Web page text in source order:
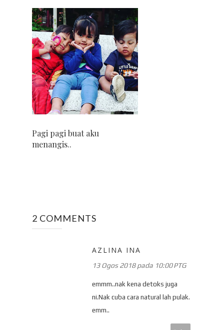
Pagi pagi buat aku
menangis..
2 COMMENTS
AZLINA INA
13 Ogos 2018 pada 10:00 PTG
emmm..nak kena detoks juga
ni.Nak cuba cara natural lah pulak.
emm..